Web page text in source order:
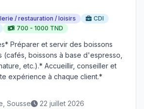
/ restauration / loisirs
CDI
700 - 1000 TND
Préparer et servir des boissons
(cafés, boissons à base d'espresso,
etc.).* Accueillir, conseiller et
expérience à chaque client.*
Sousse
22 juillet 2026